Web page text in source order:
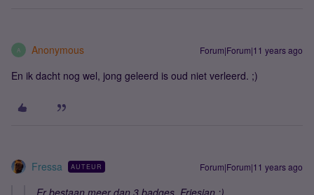
A Anonymous Forum|Forum|11 years ago
En ik dacht nog wel, jong geleerd is oud niet verleerd. ;)
Fressa AUTEUR Forum|Forum|11 years ago
Er bestaan meer dan 3 badges, Friesian ;)